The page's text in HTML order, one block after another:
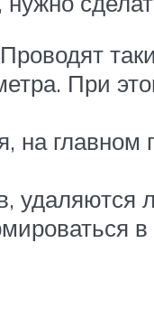
При
на главном
удаляются